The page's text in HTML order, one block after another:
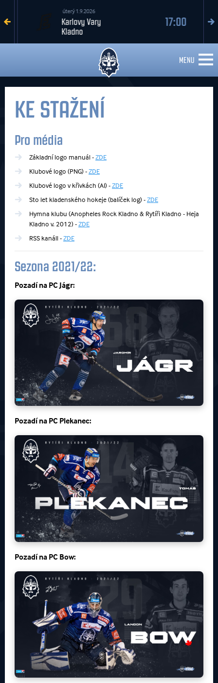
úterý 1.9.2026
Karlovy Vary
Kladno
17:00
MENU
KE STAŽENÍ
Pro média
Základní logo manuál -ZDE
Klubové logo (PNG) -ZDE
Klubové logo v křivkách (AI) -ZDE
Sto let kladenského hokeje (balíček log) -ZDE
Hymna klubu (Anopheles Rock Kladno & Rytíři Kladno - Heja
Kladno v. 2012) -ZDE
RSS kanáll -ZDE
Sezona 2021/22:
Pozadí na PC Jágr:
Pozadí na PC Plekanec:
Pozadí na PC Bow: